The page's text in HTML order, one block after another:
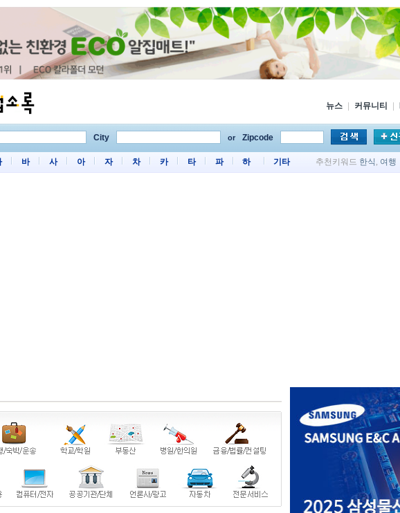
뉴스 커뮤니티
City or Zipcode
바 사 아 자 차 카 타 파 하 기타 추천키워드 한식 , 여행